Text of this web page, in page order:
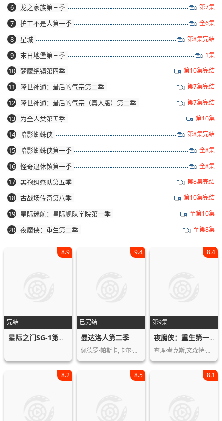
第7集
6 龙之家族第三季
全6集
7 护工不是人第一季
第8集完结
8 星城
1集
9 末日地堡第三季
第10集完结
10 梦魇绝镇第四季
第7集完结
11 降世神通：最后的气宗第二季
第7集完结
12 降世神通：最后的气宗（真人版）第二季
第10集
13 为全人类第五季
第8集完结
14 暗影蜘蛛侠
全8集
15 暗影蜘蛛侠第一季
全8集
16 怪奇退休镇第一季
第8集完结
17 黑袍纠察队第五季
第10集完结
18 古战场传奇第八季
至第10集
19 星际迷航：星际舰队学院第一季
至第8集
20 夜魔侠：重生第二季
完结
8.9
星际之门SG-1第五季
已完结
9.4
曼达洛人第二季
佩德罗·帕斯卡,卡尔·韦瑟斯,吉娜·卡…
第9集
8.4
夜魔侠：重生第一季
查理·考克斯,文森特·多诺费奥,玛格丽…
8.2 8.5 8.1